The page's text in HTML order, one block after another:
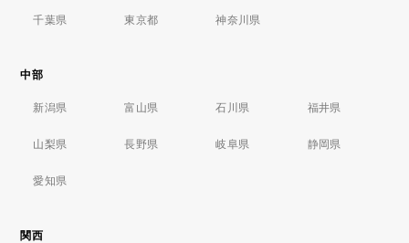
千葉県 東京都 神奈川県
中部
新潟県 富山県 石川県 福井県
山梨県 長野県 岐阜県 静岡県
愛知県
関西